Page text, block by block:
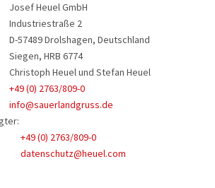
Josef Heuel GmbH
Industriestraße 2
D-57489 Drolshagen, Deutschland
Siegen, HRB 6774
Christoph Heuel und Stefan Heuel
+49 (0) 2763/809-0
info@sauerlandgruss.de
+49 (0) 2763/809-0
datenschutz@heuel.com